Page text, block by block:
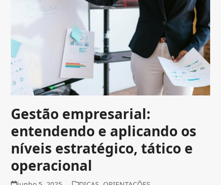
Gestão empresarial:
entendendo e aplicando os
níveis estratégico, tático e
operacional